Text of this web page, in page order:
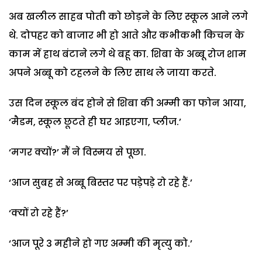
अब खलील साहब पोती को छोड़ने के लिए स्कूल आने लगे
थे. दोपहर को बाजार भी हो आते और कभीकभी किचन के
काम में हाथ बंटाने लगे थे बहू का. शिबा के अब्बू रोज शाम
अपने अब्बू को टहलने के लिए साथ ले जाया करते.
उस दिन स्कूल बंद होने से शिबा की अम्मी का फोन आया,
‘मैडम, स्कूल छूटते ही घर आइएगा, प्लीज.’
‘मगर क्यों?’ मैं ने विस्मय से पूछा.
‘आज सुबह से अब्बू बिस्तर पर पड़ेपड़े रो रहे हैं.’
‘क्यों रो रहे हैं?’
‘आज पूरे 3 महीने हो गए अम्मी की मृत्यु को.’